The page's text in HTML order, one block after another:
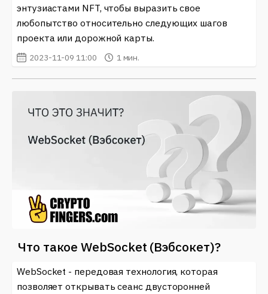
энтузиастами NFT, чтобы выразить свое
любопытство относительно следующих шагов
проекта или дорожной карты.
2023-11-09 11:00 1 мин.
Что такое WebSocket (Вэбсокет)?
WebSocket - передовая технология, которая
позволяет открывать сеанс двусторонней